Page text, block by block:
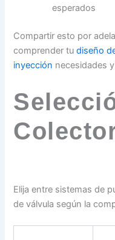
esperados
Compartir esto por
comprender tudiseño
inyección necesidades
Elija entre sistemas de
de válvula según la